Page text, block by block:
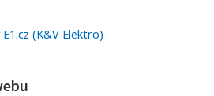
(K&V Elektro)